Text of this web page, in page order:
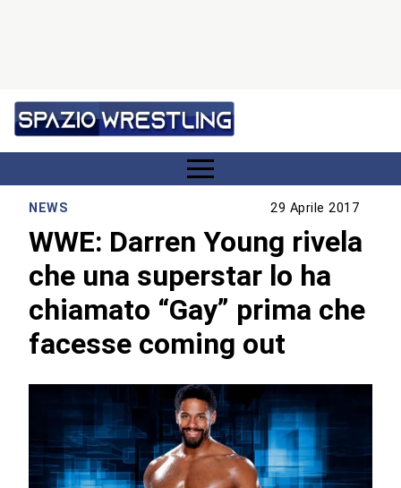
NEWS 29 Aprile 2017
WWE: Darren Young rivela
che una superstar lo ha
chiamato “Gay” prima che
facesse coming out